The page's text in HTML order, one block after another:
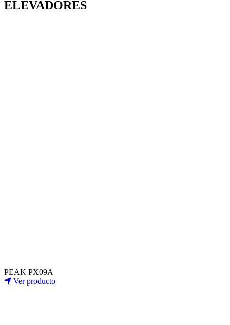
ELEVADORES
PEAK PX09A
Ver producto